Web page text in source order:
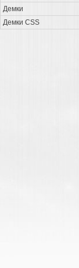
Демки
Демки CSS